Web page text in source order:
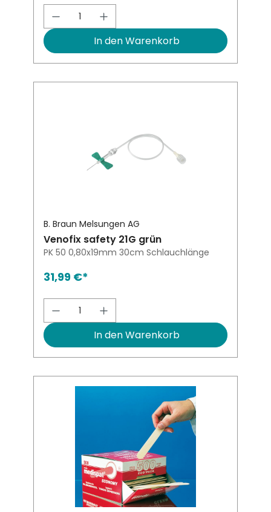
Produkt Anzahl: Gib den
In den Warenkorb
B. Braun Melsungen AG
Venofix safety 21G grün
PK 50 0,80x19mm 30cm Schlauchlänge
31,99 €*
Produkt Anzahl: Gib den
In den Warenkorb